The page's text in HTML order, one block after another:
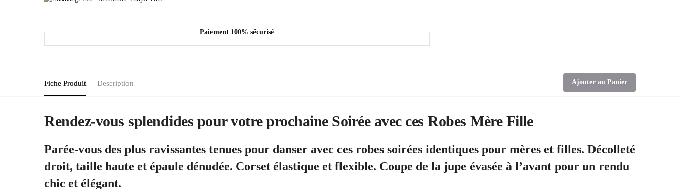
Paiement 100% sécurisé
Fiche Produit Description Ajouter au Panier
Rendez-vous splendides pour votre prochaine Soirée avec ces Robes Mère Fille
Parée-vous des plus ravissantes tenues pour danser avec ces robes soirées identiques pour mères et filles. Décolleté
droit, taille haute et épaule dénudée. Corset élastique et flexible. Coupe de la jupe évasée à l’avant pour un rendu
chic et élégant.